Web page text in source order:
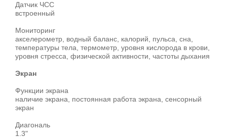
Датчик ЧСС
встроенный
Мониторинг
акселерометр, водный баланс, калорий, пульса, сна,
температуры тела, термометр, уровня кислорода в крови,
уровня стресса, физической активности, частоты дыхания
Экран
Функции экрана
наличие экрана, постоянная работа экрана, сенсорный
экран
Диагональ
1.3"